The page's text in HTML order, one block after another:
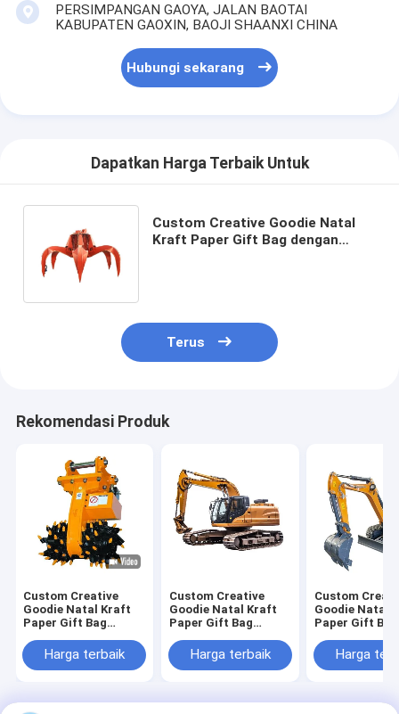
PERSIMPANGAN GAOYA, JALAN BAOTAI
KABUPATEN GAOXIN, BAOJI SHAANXI CHINA
Hubungi sekarang
Dapatkan Harga Terbaik Untuk
Custom Creative Goodie Natal
Kraft Paper Gift Bag dengan
Terus
Rekomendasi Produk
Custom Creative
Goodie Natal Kraft
Paper Gift Bag
sendiri untuk pesta
dekoratif Natal
Harga terbaik
Custom Creative
Goodie Natal Kraft
Paper Gift Bag
sendiri untuk pesta
dekoratif Natal
Harga terbaik
Custom
Goodie Natal
Paper Gift Bag
sendiri untuk
dekoratif
Harga